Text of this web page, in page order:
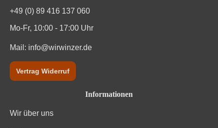
+49 (0) 89 416 137 060
Mo-Fr, 10:00 - 17:00 Uhr
Mail: info@wirwinzer.de
Vertrag Widerruf
Informationen
Wir über uns